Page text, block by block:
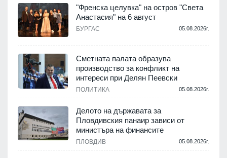
"Френска целувка" на остров "Света
Анастасия" на 6 август
БУРГАС 05.08.2026г.
Сметната палата образува
производство за конфликт на
интереси при Делян Пеевски
ПОЛИТИКА 05.08.2026г.
Делото на държавата за
Пловдивския панаир зависи от
министъра на финансите
ПЛОВДИВ 05.08.2026г.